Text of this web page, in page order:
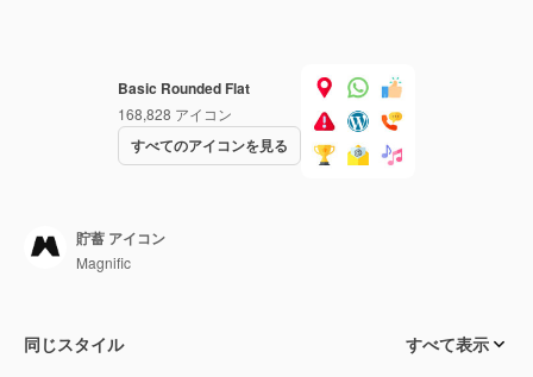
Basic Rounded Flat
168,828 アイコン
すべてのアイコンを見る
貯蓄 アイコン
Magnific
同じスタイル すべて表示